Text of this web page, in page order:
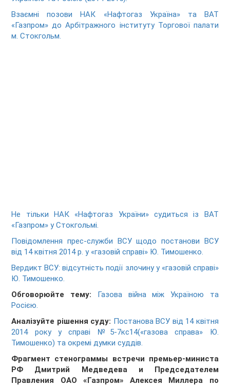
Взаємні позови НАК «Нафтогаз Україна» та ВАТ
«Газпром» до Арбітражного інституту Торгової палати
м. Стокгольм.
Не тільки НАК «Нафтогаз України» судиться із ВАТ
«Газпром» у Стокгольмі.
Повідомлення прес-служби ВСУ щодо постанови ВСУ
від 14 квітня 2014 р. у «газовій справі» Ю. Тимошенко.
Вердикт ВСУ: відсутність події злочину у «газовій справі»
Ю. Тимошенко.
Обговорюйте тему:
Газова війна між Україною та
Росією.
Аналізуйте рішення суду: Постанова ВСУ від 14 квітня
2014 року у справі №5-7кс14(«газова справа» Ю.
Тимошенко) та окремі думки суддів.
Фрагмент стенограммы встречи премьер-министа
РФ Дмитрий Медведева и Председателем
Правления ОАО «Газпром» Алексея Миллера по